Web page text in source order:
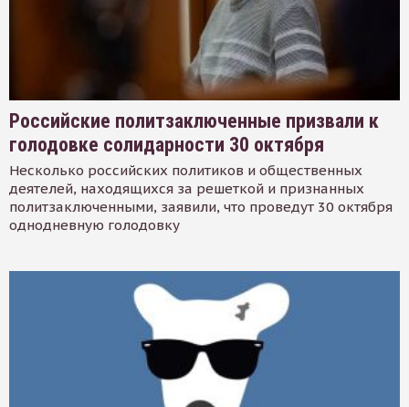
Российские политзаключенные призвали к
голодовке солидарности 30 октября
Несколько российских политиков и общественных
деятелей, находящихся за решеткой и признанных
политзаключенными, заявили, что проведут 30 октября
однодневную голодовку